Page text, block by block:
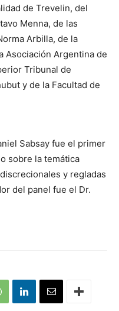
de Trevelin, del
Menna, de las
Arbilla, de la
Asociación Argentina de
Tribunal de
y de la Facultad de
Sabsay fue el primer
sobre la temática
y regladas
del panel fue el Dr.